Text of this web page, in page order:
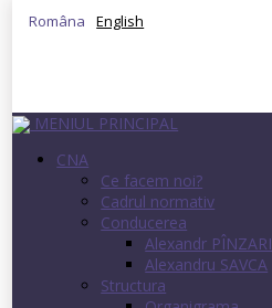
Româna English
MENIUL PRINCIPAL
CNA
Ce facem noi?
Cadrul normativ
Conducerea
Alexandr PÎNZARI
Alexandru SAVCA
Structura